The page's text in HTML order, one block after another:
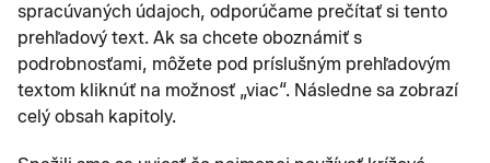
spracúvaných údajoch, odporúčame prečítať si tento
prehľadový text. Ak sa chcete oboznámiť s
podrobnosťami, môžete pod príslušným prehľadovým
textom kliknúť na možnosť „viac“. Následne sa zobrazí
celý obsah kapitoly.